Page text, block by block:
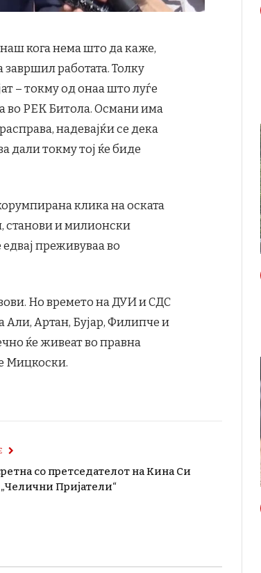
кога нема што да каже,
завршил работата. Толку
– токму од онаа што луѓе
во РЕК Битола. Османи има
надевајќи се дека
дали токму тој ќе биде
клика на оската
станови и милионски
преживуваа во
Но времето на ДУИ и СДС
Али, Артан, Бујар, Филипче и
ќе живеат во правна
Мицкоски.
со претседателот на Кина Си
Пријатели“